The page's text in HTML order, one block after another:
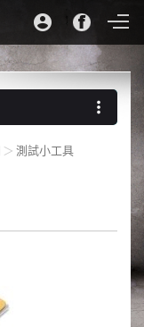
more_vert
測試小工具